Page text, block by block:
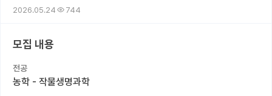
연구실별 모집 정보
전공별 모집 정보
국내대학원 정보
2026.05.24 744
모집 내용
전공
농학 - 작물생명과학